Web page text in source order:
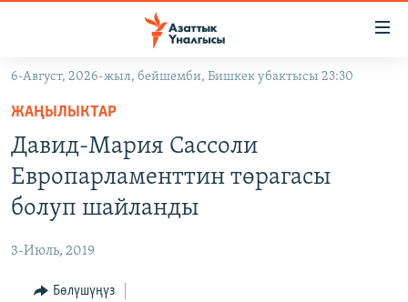
Навигацияга
өтүңүз
Издөөгө
салыңыз
МАДАНИЯТ
ДҮЙНӨ
УКРАИНА
ТВ ПРОГРАММАЛАР
БҮГҮН АЗАТТЫКТА
ПОДКАСТ
6-Август, 2026-жыл, бейшемби, Бишкек убактысы 23:30
ЖАҢЫЛЫКТАР
Давид-Мария Сассоли
Европарламенттин төрагасы
болуп шайланды
3-Июль, 2019
Бөлүшүңүз